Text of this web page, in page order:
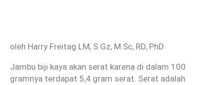
oleh Harry Freitag LM, S.Gz, M.Sc, RD, PhD
Jambu biji kaya akan serat karena di dalam 100
gramnya terdapat 5,4 gram serat. Serat adalah